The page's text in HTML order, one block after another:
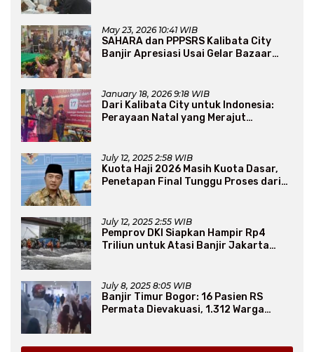
May 23, 2026 10:41 WIB
SAHARA dan PPPSRS Kalibata City
Banjir Apresiasi Usai Gelar Bazaar
January 18, 2026 9:18 WIB
Dari Kalibata City untuk Indonesia:
Perayaan Natal yang Merajut
July 12, 2025 2:58 WIB
Kuota Haji 2026 Masih Kuota Dasar,
Penetapan Final Tunggu Proses dari
July 12, 2025 2:55 WIB
Pemprov DKI Siapkan Hampir Rp4
Triliun untuk Atasi Banjir Jakarta
July 8, 2025 8:05 WIB
Banjir Timur Bogor: 16 Pasien RS
Permata Dievakuasi, 1.312 Warga